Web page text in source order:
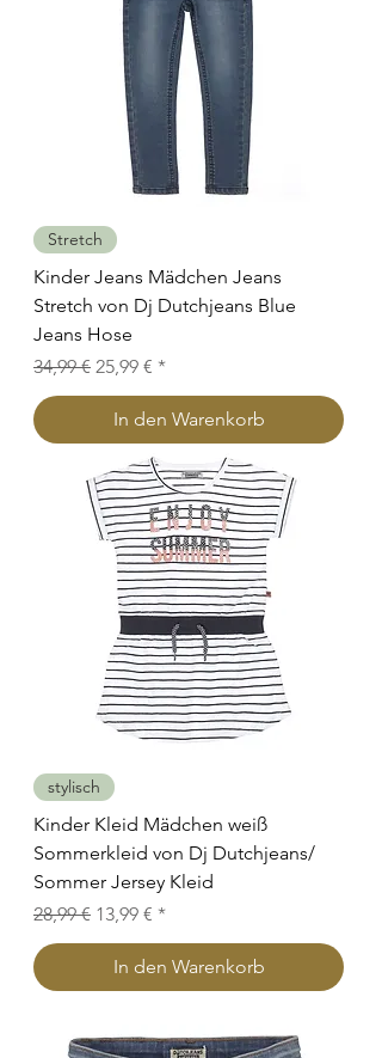
Stretch
Kinder Jeans Mädchen Jeans
Stretch von Dj Dutchjeans Blue
Jeans Hose
Standardpreis
34,99 € Sale-Preis
25,99 €
In den Warenkorb
stylisch
Kinder Kleid Mädchen weiß
Sommerkleid von Dj Dutchjeans/
Sommer Jersey Kleid
Standardpreis
28,99 € Sale-Preis
13,99 €
In den Warenkorb